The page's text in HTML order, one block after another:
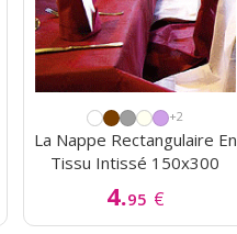
+2
La Nappe Rectangulaire En
Tissu Intissé 150x300
4.95 €